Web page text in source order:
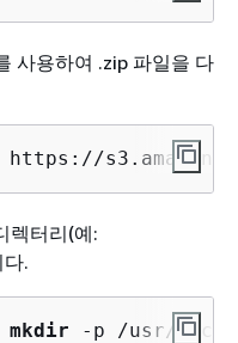
사용하여 .zip 파일을 다
https://
렉터리(예:
.
mkdir -p /usr/